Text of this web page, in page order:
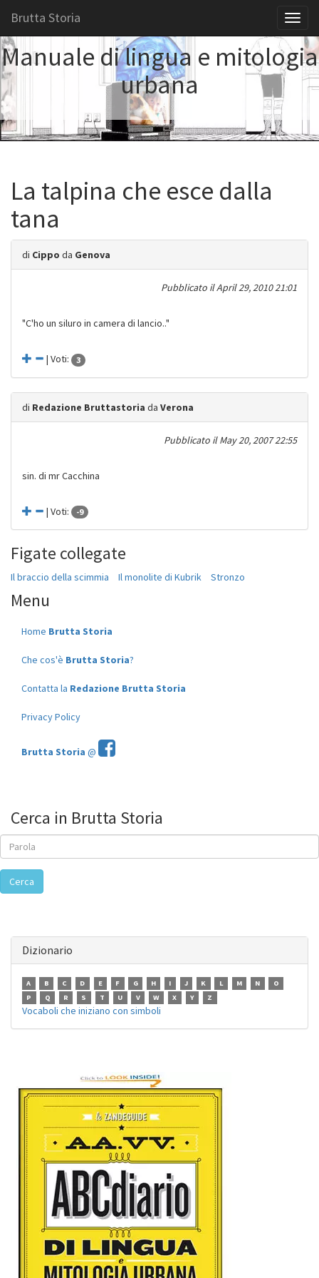
Brutta Storia
Manuale di lingua e mitologia
urbana
La talpina che esce dalla
tana
di Cippo da Genova
Pubblicato ilApril 29, 2010 21:01
"C'ho un siluro in camera di lancio.."
| Voti: 3
di Redazione Bruttastoria da Verona
Pubblicato ilMay 20, 2007 22:55
sin. di mr Cacchina
| Voti: -9
Figate collegate
Il braccio della scimmia Il monolite di Kubrik Stronzo
Menu
Home Brutta Storia
Che cos'è Brutta Storia?
Contatta la Redazione Brutta Storia
Privacy Policy
Brutta Storia @
Cerca in Brutta Storia
Cerca
Dizionario
A B C D E F G H I J K L M N
O
P
Q R S T U V W X Y Z
Vocaboli che iniziano con simboli